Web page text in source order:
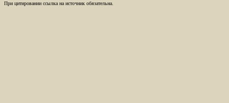
При цитировании ссылка на источник обязательна.